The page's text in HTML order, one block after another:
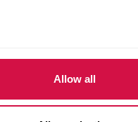
Allow all
het gedrag NEGEREN.
aandacht ook
geduld, training en